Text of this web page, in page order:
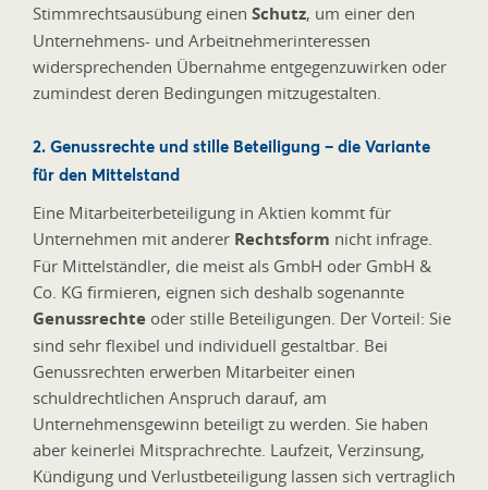
Stimmrechtsausübung einen Schutz, um einer den
Unternehmens- und Arbeitnehmerinteressen
widersprechenden Übernahme entgegenzuwirken oder
zumindest deren Bedingungen mitzugestalten.
2. Genussrechte und stille Beteiligung – die Variante
für den Mittelstand
Eine Mitarbeiterbeteiligung in Aktien kommt für
Unternehmen mit anderer Rechtsform nicht infrage.
Für Mittelständler, die meist als GmbH oder GmbH &
Co. KG firmieren, eignen sich deshalb sogenannte
Genussrechte oder stille Beteiligungen. Der Vorteil: Sie
sind sehr flexibel und individuell gestaltbar. Bei
Genussrechten erwerben Mitarbeiter einen
schuldrechtlichen Anspruch darauf, am
Unternehmensgewinn beteiligt zu werden. Sie haben
aber keinerlei Mitsprachrechte. Laufzeit, Verzinsung,
Kündigung und Verlustbeteiligung lassen sich vertraglich